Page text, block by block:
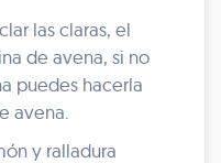
las claras, el
de avena, si no
puedes hacerla
avena.
y ralladura